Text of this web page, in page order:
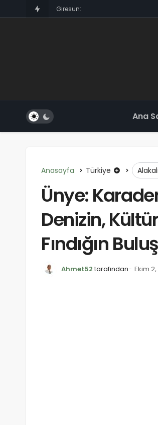
Giresun: Karadeniz’in Gizemli
Ana
Anasayfa Türkiye
Ünye:
Denizin,
Fındığın
Ahmet52 tarafından Ekim